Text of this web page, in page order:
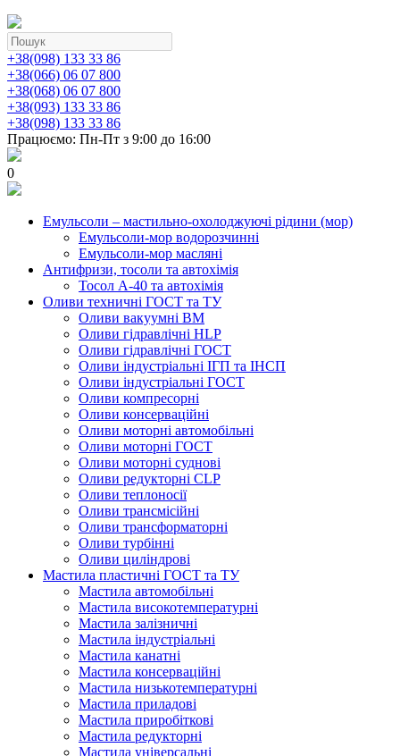
+38(098) 133 33 86
+38(066) 06 07 800
+38(068) 06 07 800
+38(093) 133 33 86
+38(098) 133 33 86
Працюємо: Пн-Пт з 9:00 до 16:00
0
Емульсоли – мастильно-охолоджуючі рідини (мор)
Емульсоли-мор водорозчинні
Емульсоли-мор масляні
Антифризи, тосоли та автохімія
Тосол А-40 та автохімія
Оливи техничні ГОСТ та ТУ
Оливи вакуумні ВМ
Оливи гідравлічні HLP
Оливи гідравлічні ГОСТ
Оливи індустріальні ІГП та ІНСП
Оливи індустріальні ГОСТ
Оливи компресорні
Оливи консерваційні
Оливи моторні автомобільні
Оливи моторні ГОСТ
Оливи моторні суднові
Оливи редукторні CLP
Оливи теплоносії
Оливи трансмісійні
Оливи трансформаторні
Оливи турбінні
Оливи циліндрові
Мастила пластичні ГОСТ та ТУ
Мастила автомобільні
Мастила високотемпературні
Мастила залізничні
Мастила індустріальні
Мастила канатні
Мастила консерваційні
Мастила низькотемпературні
Мастила приладові
Мастила приробіткові
Мастила редукторні
Мастила універсальні